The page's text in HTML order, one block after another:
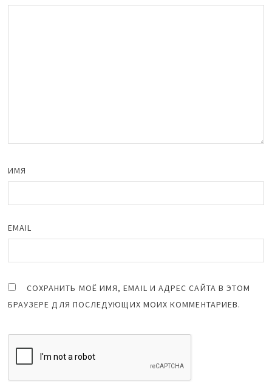
ИМЯ
EMAIL
СОХРАНИТЬ МОЁ ИМЯ, EMAIL И АДРЕС САЙТА В ЭТОМ
БРАУЗЕРЕ ДЛЯ ПОСЛЕДУЮЩИХ МОИХ КОММЕНТАРИЕВ.